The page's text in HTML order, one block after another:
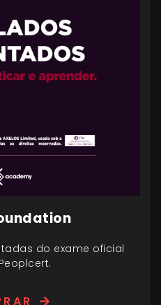
do exame oficial